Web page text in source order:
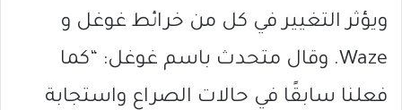
ويؤثر التغيير في كل من خرائط غوغل و
Waze. وقال متحدث باسم غوغل: “كما
فعلنا سابقًا في حالات الصراع واستجابة